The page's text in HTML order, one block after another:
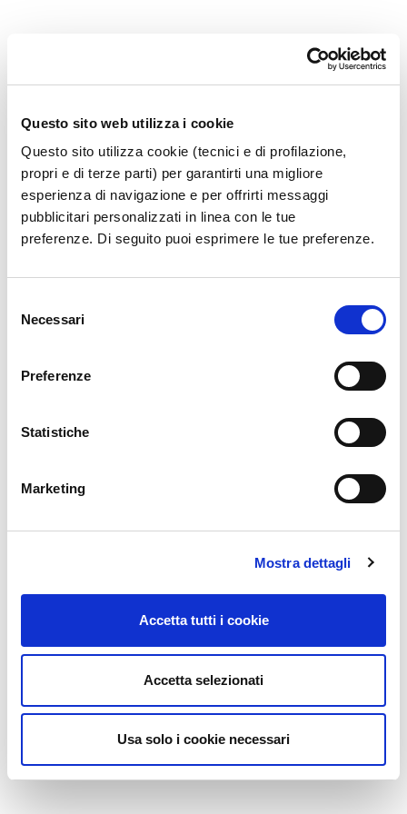
Questo sito web utilizza i cookie
Questo sito utilizza cookie (tecnici e di profilazione,
propri e di terze parti) per garantirti una migliore
esperienza di navigazione e per offrirti messaggi
pubblicitari personalizzati in linea con le tue
preferenze. Di seguito puoi esprimere le tue preferenze.
delNecessari
Preferenze
Statistiche
Marketing
Mostra dettagli
Accetta tutti i cookie
Accetta selezionati
Usa solo i cookie necessari